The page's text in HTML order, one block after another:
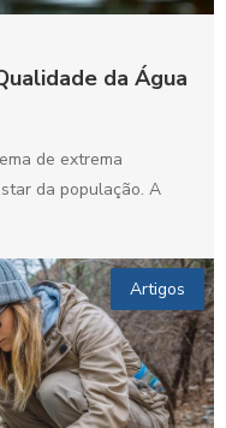
da Água
de extrema
da população. A
Artigos